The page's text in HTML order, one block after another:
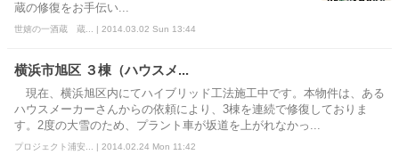
蔵の修復をお手伝い...
世嬉の一酒蔵 蔵... | 2014.03.02 Sun 13:44
横浜市旭区 ３棟（ハウスメ...
現在、横浜旭区内にてハイブリッド工法施工中です。本物件は、ある
ハウスメーカーさんからの依頼により、3棟を連続で修復しておりま
す。2度の大雪のため、プラント車が坂道を上がれなかっ...
プロジェクト浦安... | 2014.02.24 Mon 11:42